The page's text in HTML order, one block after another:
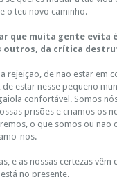
o teu novo caminho.
que muita gente evita
outros, da crítica
rejeição, de não estar em
de estar nesse pequeno
confortável. Somos
prisões e criamos os
o que somos ou não
nos.
e as nossas certezas vêm
no presente.